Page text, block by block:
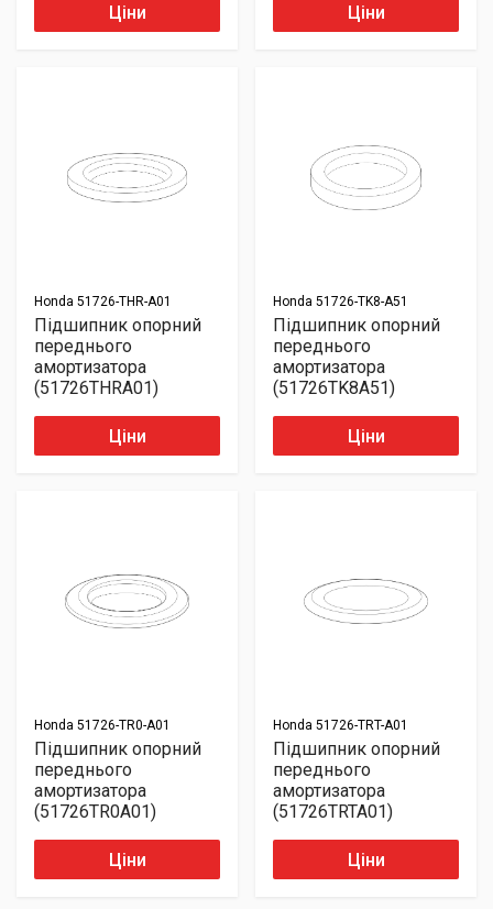
Ціни Ціни
Honda 51726-THR-A01
Підшипник опорний
переднього
амортизатора
(51726THRA01)
Ціни
Honda 51726-TK8-A51
Підшипник опорний
переднього
амортизатора
(51726TK8A51)
Ціни
Honda 51726-TR0-A01
Підшипник опорний
переднього
амортизатора
(51726TR0A01)
Ціни
Honda 51726-TRT-A01
Підшипник опорний
переднього
амортизатора
(51726TRTA01)
Ціни